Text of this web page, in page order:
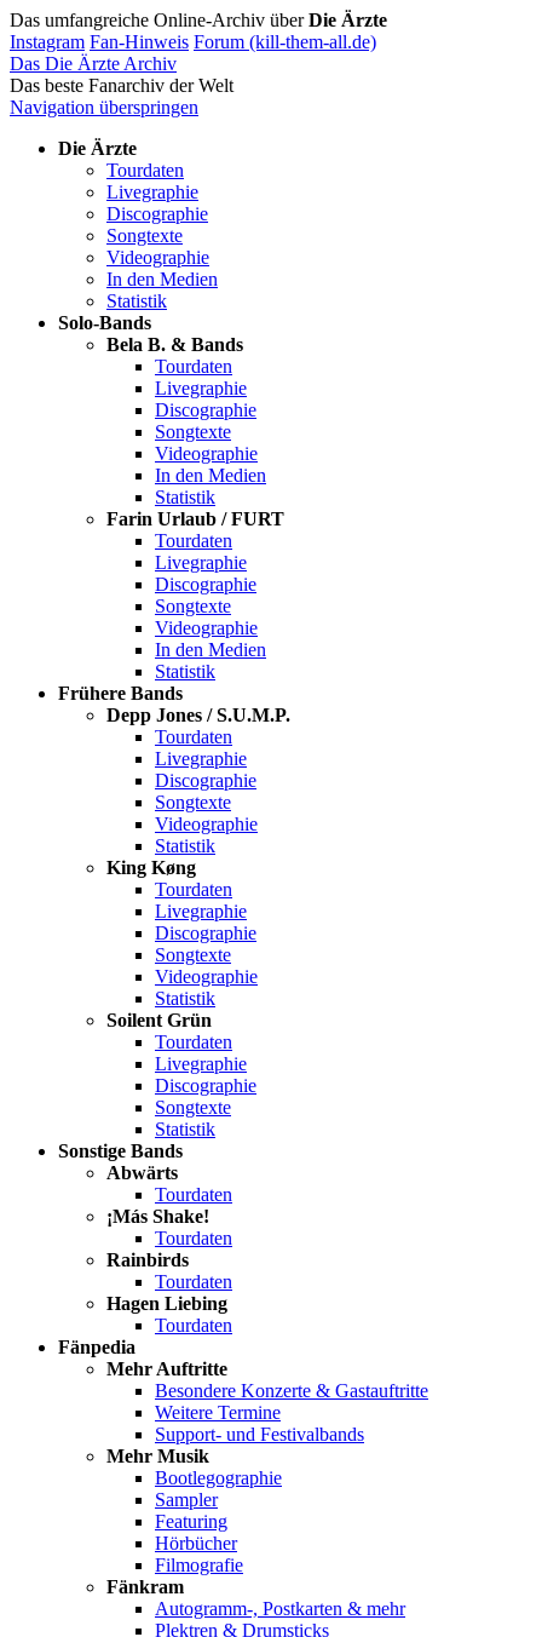
Das umfangreiche Online-Archiv überDie Ärzte
Instagram Fan-Hinweis Forum (kill-them-all.de)
Das Die Ärzte Archiv
Das beste Fanarchiv der Welt
Navigation überspringen
Die Ärzte
Tourdaten
Livegraphie
Discographie
Songtexte
Videographie
In den Medien
Statistik
Solo-Bands
Bela B. & Bands
Tourdaten
Livegraphie
Discographie
Songtexte
Videographie
In den Medien
Statistik
Farin Urlaub / FURT
Tourdaten
Livegraphie
Discographie
Songtexte
Videographie
In den Medien
Statistik
Frühere Bands
Depp Jones / S.U.M.P.
Tourdaten
Livegraphie
Discographie
Songtexte
Videographie
Statistik
King Køng
Tourdaten
Livegraphie
Discographie
Songtexte
Videographie
Statistik
Soilent Grün
Tourdaten
Livegraphie
Discographie
Songtexte
Statistik
Sonstige Bands
Abwärts
Tourdaten
¡Más Shake!
Tourdaten
Rainbirds
Tourdaten
Hagen Liebing
Tourdaten
Fänpedia
Mehr Auftritte
Besondere Konzerte & Gastauftritte
Weitere Termine
Support- und Festivalbands
Mehr Musik
Bootlegographie
Sampler
Featuring
Hörbücher
Filmografie
Fänkram
Autogramm-, Postkarten & mehr
Plektren & Drumsticks